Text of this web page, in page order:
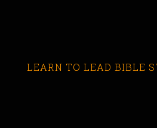
LEARN TO LEAD BIBLE